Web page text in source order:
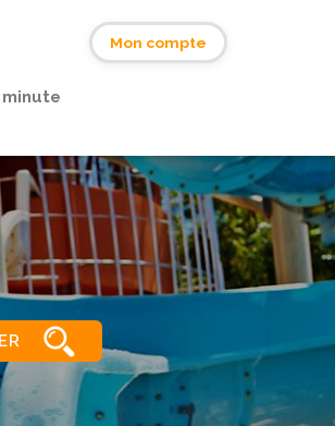
Mon compte